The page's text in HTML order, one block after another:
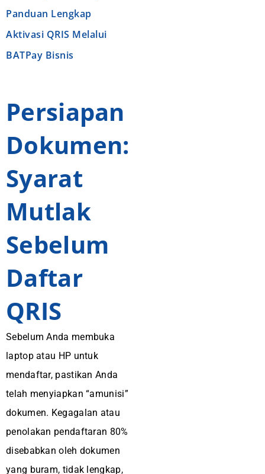
Panduan Lengkap
Aktivasi QRIS Melalui
BATPay Bisnis
Persiapan
Dokumen:
Syarat
Mutlak
Sebelum
Daftar
QRIS
Sebelum Anda membuka
laptop atau HP untuk
mendaftar, pastikan Anda
telah menyiapkan “amunisi”
dokumen. Kegagalan atau
penolakan pendaftaran 80%
disebabkan oleh dokumen
yang buram, tidak lengkap,